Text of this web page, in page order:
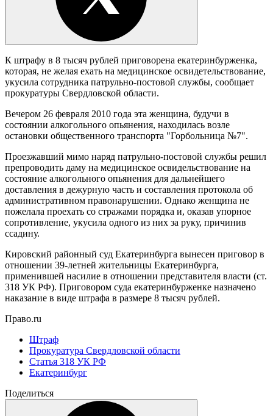
К штрафу в 8 тысяч рублей приговорена екатеринбурженка,
которая, не желая ехать на медицинское освидетельствование,
укусила сотрудника патрульно-постовой службы, сообщает
прокуратуры Свердловской области.
Вечером 26 февраля 2010 года эта женщина, будучи в
состоянии алкогольного опьянения, находилась возле
остановки общественного транспорта "Горбольница №7".
Проезжавший мимо наряд патрульно-постовой службы решил
препроводить даму на медицинское освидельствование на
состояние алкогольного опьянения для дальнейшего
доставления в дежурную часть и составления протокола об
административном правонарушении. Однако женщина не
пожелала проехать со стражами порядка и, оказав упорное
сопротивление, укусила одного из них за руку, причинив
ссадину.
Кировский районный суд Екатеринбурга вынесен приговор в
отношении 39-летней жительницы Екатеринбурга,
применившей насилие в отношении представителя власти (ст.
318 УК РФ). Приговором суда екатеринбурженке назначено
наказание в виде штрафа в размере 8 тысяч рублей.
Право.ru
Штраф
Прокуратура Свердловской области
Статья 318 УК РФ
Екатеринбург
Поделиться